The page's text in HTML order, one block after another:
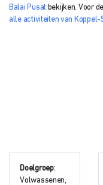
Balai Pusatbekijken. Voor
alle activiteiten van Koppel-
Doelgroep:
Volwassenen,